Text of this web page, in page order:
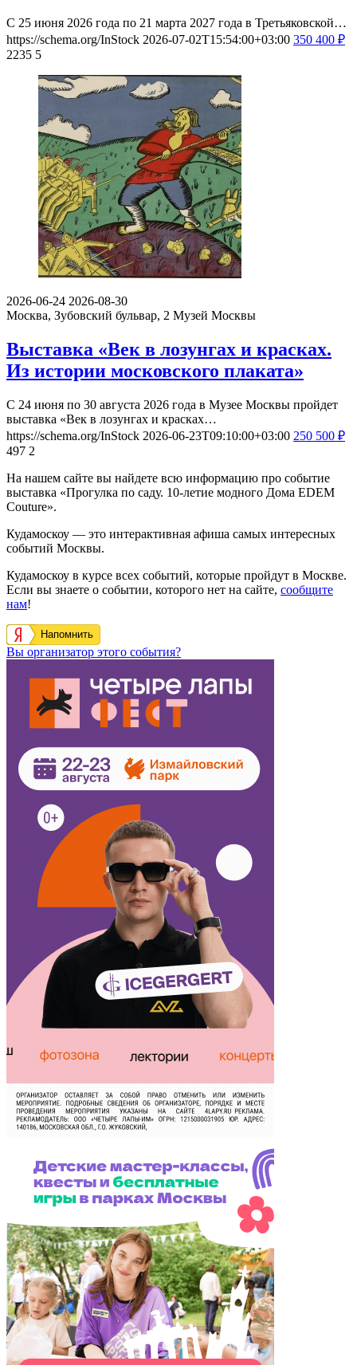
С 25 июня 2026 года по 21 марта 2027 года в Третьяковской…
https://schema.org/InStock 2026-07-02T15:54:00+03:00 350 400 ₽
2235 5
2026-06-24 2026-08-30
Москва, Зубовский бульвар, 2 Музей Москвы
Выставка «Век в лозунгах и красках.
Из истории московского плаката»
С 24 июня по 30 августа 2026 года в Музее Москвы пройдет
выставка «Век в лозунгах и красках…
https://schema.org/InStock 2026-06-23T09:10:00+03:00 250 500 ₽
497 2
На нашем сайте вы найдете всю информацию про событие
выставка «Прогулка по саду. 10-летие модного Дома EDEM
Couture».
Кудамоскоу — это интерактивная афиша самых интересных
событий Москвы.
Кудамоскоу в курсе всех событий, которые пройдут в Москве.
Если вы знаете о событии, которого нет на сайте, сообщите
нам!
Напомнить
Вы организатор этого события?